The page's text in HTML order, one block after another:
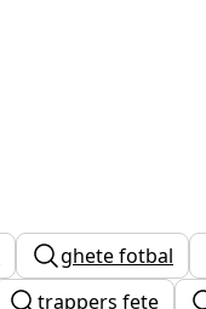
ghete fotbal
trappers fete